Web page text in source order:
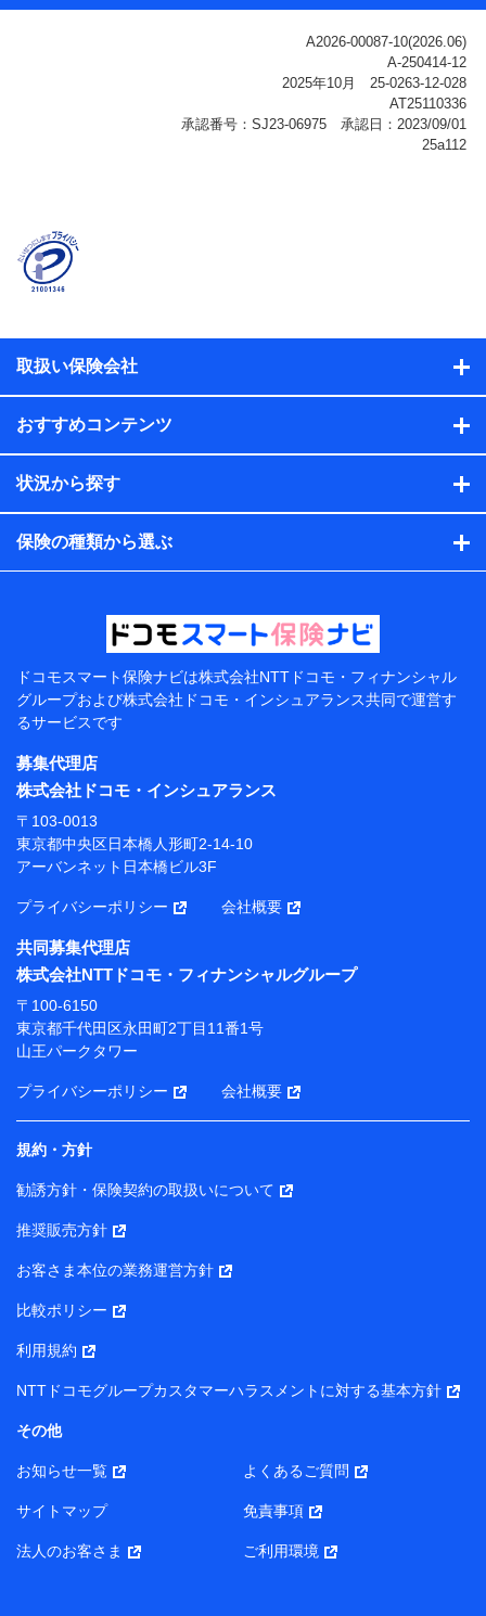
ご契約状態・ご利用履歴インターネット利用時の行動に
関する情報、アプリケーション利用時の行動に関する情
報、購入されたサービスや商品の名称・購入場所・決済
に関する情報、アンケートの回答に関する情報などが含
名、住所、生年月日、性別、保険契約者と被保険者の関
係、保険加入の目的、保険商品の内容、保険料、保険料
のお支払方法、車のメーカーや走行距離などの情報、建
ル内容や送信履歴の情報及び保険の更改案内等を提供し
保険契約情報
当社または株式会社NTTドコモ・フィナンシャルグルー
プが取得し、又は保有する保険契約に関する情報。例と
して、保険契約者及び被保険者の氏名、住所、生年月
日、性別、保険契約者と被保険者の関係、保険加入の目
的、保険商品の内容、保険料、保険料のお支払方法、車
のメーカーや走行距離などの情報、建物の構造や築年数
などの情報、ペットの種類や年齢などの情報などが含ま
提供当事者から受領当事者が個人データを取得する方法
電子的・電磁的方法等
【共同して利用する者の範囲】
当社
株式会社NTTドコモ・フィナンシャルグループ
【利用目的】
当社または株式会社NTTドコモ・フィナンシャルグルー
プが提供する保険関連サービスにおけるユーザー登録受
付および管理のため
当社または株式会社NTTドコモ・フィナンシャルグルー
携会社の保険その他に関する情報を提供するため、また
維持管理等の委託業務遂行のため、またそれらに付帯、
関連する当社または株式会社NTTドコモ・フィナンシャ
ルグループおよび提携会社のサービスを案内、提供する
ため
（各サービスで取得したサービス利用履歴、ウェブサイ
トの閲覧履歴、購買履歴、ご契約内容等のパーソナルデ
ータを分析して、お客さまの趣味・嗜好・傾向に応じた
サービス・商品等に関するご提案や広告の配信等を行う
ことがあります。）
各種セミナーの開催のため
コンサルティングサービスの実施のため
アンケートやキャンペーン等の実施のため
上記に係る案内・手続き・管理等付帯業務を行うため
所・代表者名】
り）
株式会社NTTドコモ・フィナンシャルグループ 代表取締役
社長 廣井 孝史
東京都中央区日本橋人形町2-14-10 アーバンネット日本橋
株式会社ドコモ・インシュアランス 代表取締役社長 吉
村 忠義
また当社は、オンライン面談による保険のご相談にあたっ
取扱い保険会社
おすすめコンテンツ
状況から探す
保険の種類から選ぶ
ドコモスマート保険ナビは株式会社NTTドコモ・フィナンシャル
グループおよび株式会社ドコモ・インシュアランス共同で運営す
るサービスです
募集代理店
株式会社ドコモ・インシュアランス
〒103-0013
東京都中央区日本橋人形町2-14-10
アーバンネット日本橋ビル3F
プライバシーポリシー 会社概要
共同募集代理店
株式会社NTTドコモ・フィナンシャルグループ
〒100-6150
東京都千代田区永田町2丁目11番1号
山王パークタワー
プライバシーポリシー 会社概要
規約・方針
勧誘方針・保険契約の取扱いについて
推奨販売方針
お客さま本位の業務運営方針
比較ポリシー
利用規約
NTTドコモグループカスタマーハラスメントに対する基本方針
その他
お知らせ一覧 よくあるご質問
サイトマップ 免責事項
法人のお客さま ご利用環境